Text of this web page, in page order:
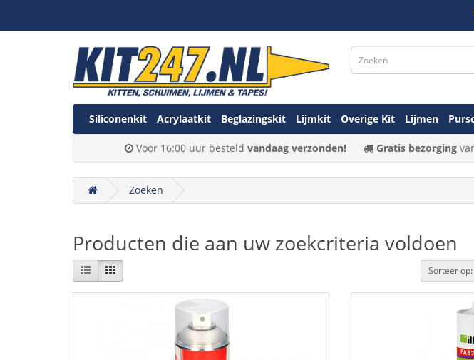
Siliconenkit Acrylaatkit Beglazingskit Lijmkit Overige Kit Lijmen
Voor 16:00 uur besteld vandaag verzonden! Gratis bezorging
Zoeken
Producten die aan uw zoekcriteria voldoen
Sorteer op: